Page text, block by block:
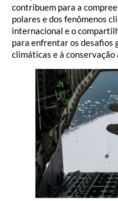
contribuem para a
polares e dos fenômenos
internacional e o
para enfrentar os desafios
climáticas e à conservação